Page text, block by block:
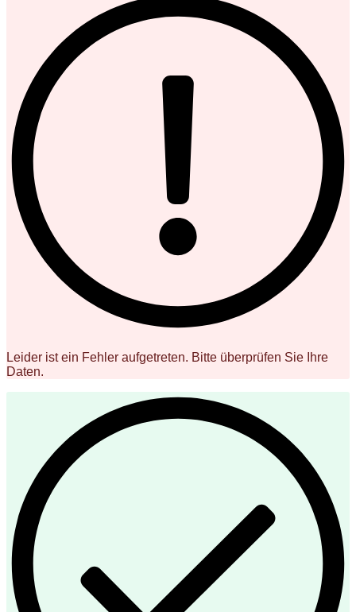
Leider ist ein Fehler aufgetreten. Bitte überprüfen Sie Ihre
Daten.